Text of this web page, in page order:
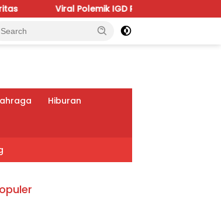
Polemik IGD RSUDAM, Budhi Condrowati Desak
Hiburan